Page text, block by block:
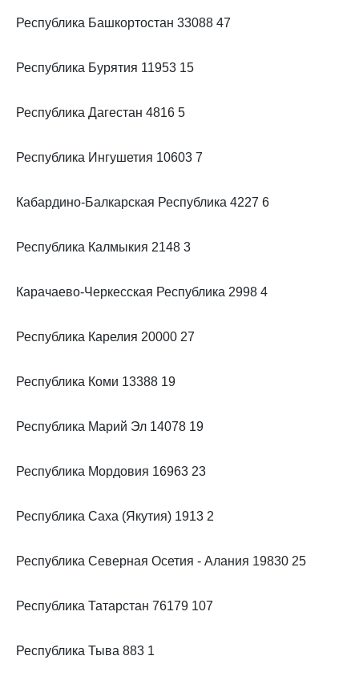
Республика Башкортостан 33088 47
Республика Бурятия 11953 15
Республика Дагестан 4816 5
Республика Ингушетия 10603 7
Кабардино-Балкарская Республика 4227 6
Республика Калмыкия 2148 3
Карачаево-Черкесская Республика 2998 4
Республика Карелия 20000 27
Республика Коми 13388 19
Республика Марий Эл 14078 19
Республика Мордовия 16963 23
Республика Саха (Якутия) 1913 2
Республика Северная Осетия - Алания 19830 25
Республика Татарстан 76179 107
Республика Тыва 883 1